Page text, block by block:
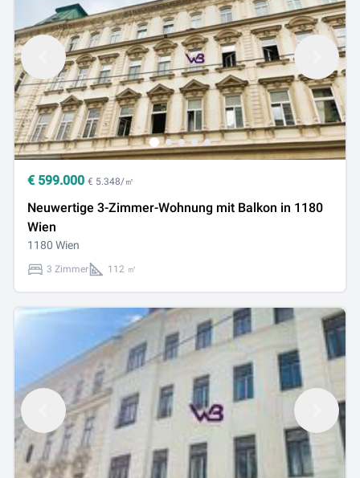
€ 599.000 € 5.348/㎡
Neuwertige 3-Zimmer-Wohnung mit Balkon in 1180
Wien
1180 Wien
3 Zimmer 112 ㎡